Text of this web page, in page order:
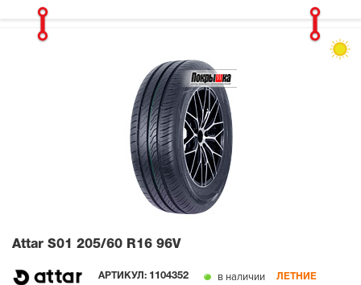
Attar S01 205/60 R16 96V
АРТИКУЛ: 1104352 в наличии ЛЕТНИЕ